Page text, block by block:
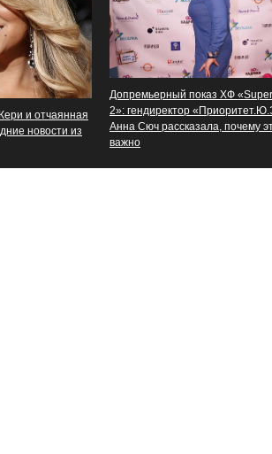
и отчаянная
новости из
Допремьерный показ ХФ
2»: гендиректор
Анна Сюч рассказала, почему
важно